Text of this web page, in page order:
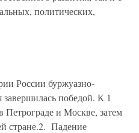
политических,
России буржуазно-
победой. К 1
Петрограде и Москве, затем
стране.2. Падение